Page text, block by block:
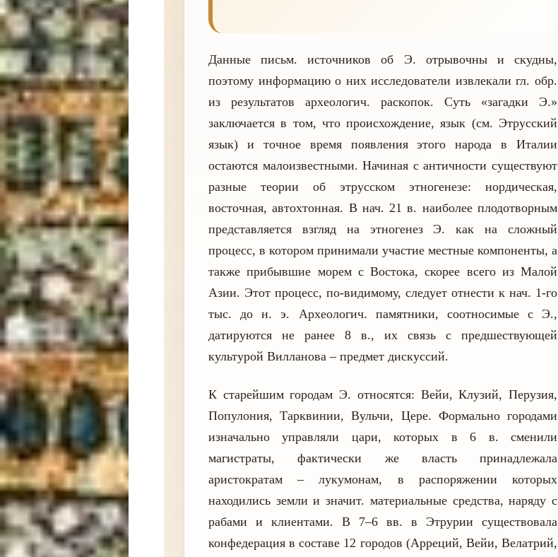
Данные письм. источников об Э. отрывочны и скудны,
поэтому информацию о них исследователи извлекали гл. обр.
из результатов археологич. раскопок. Суть «загадки Э.»
заключается в том, что происхождение, язык (см. Этрусский
язык) и точное время появления этого народа в Италии
остаются малоизвестными. Начиная с античности существуют
разные теории об этрусском этногенезе: нордическая,
восточная, автохтонная. В нач. 21 в. наиболее плодотворным
представляется взгляд на этногенез Э. как на сложный
процесс, в котором принимали участие местные компоненты, а
также прибывшие морем с Востока, скорее всего из Малой
Азии. Этот процесс, по-видимому, следует отнести к нач. 1-го
тыс. до н. э. Археологич. памятники, соотносимые с Э.,
датируются не ранее 8 в., их связь с предшествующей
культурой Вилланова – предмет дискуссий.
К старейшим городам Э. относятся: Вейи, Клузий, Перузия,
Популония, Тарквинии, Вульчи, Цере. Формально городами
изначально управляли цари, которых в 6 в. сменили
магистраты, фактически же власть принадлежала
аристократам – лукумонам, в распоряжении которых
находились земли и значит. материальные средства, наряду с
рабами и клиентами. В 7–6 вв. в Этрурии существовала
конфедерация в составе 12 городов (Арреций, Вейи, Велатрий,